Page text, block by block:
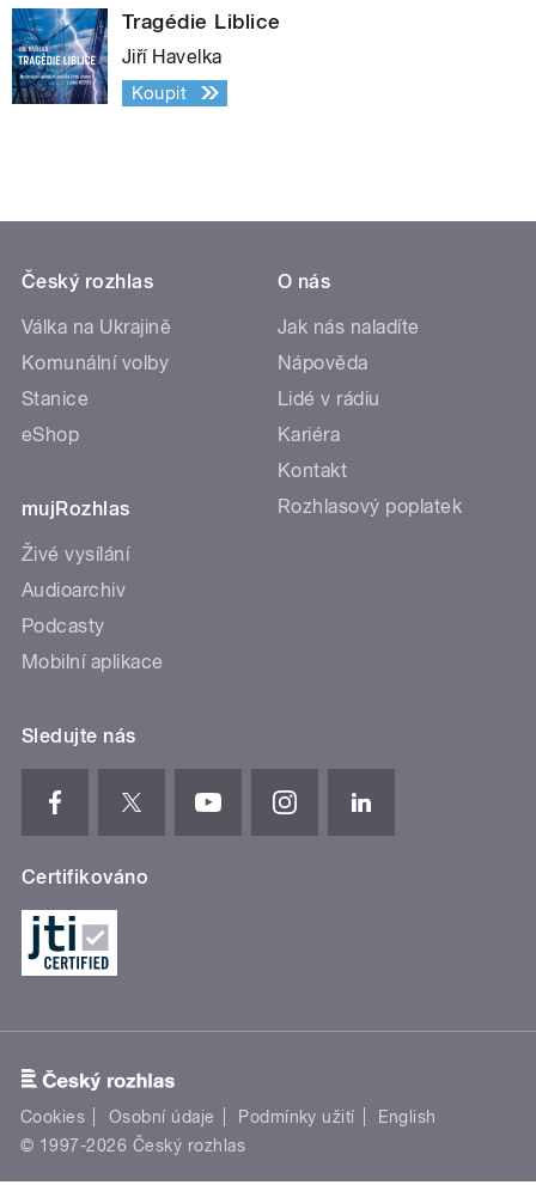
Tragédie Liblice
Jiří Havelka
Koupit
Český rozhlas
Válka na Ukrajině
Komunální volby
Stanice
eShop
mujRozhlas
Živé vysílání
Audioarchiv
Podcasty
Mobilní aplikace
O nás
Jak nás naladíte
Nápověda
Lidé v rádiu
Kariéra
Kontakt
Rozhlasový poplatek
Sledujte nás
Certifikováno
Cookies Osobní údaje Podmínky užití
English
© 1997-2026 Český rozhlas